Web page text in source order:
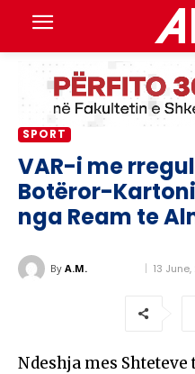
SPORT
VAR-i me
Botëror-
nga Ream te
By A.M. 13
Ndeshja mes Shteteve